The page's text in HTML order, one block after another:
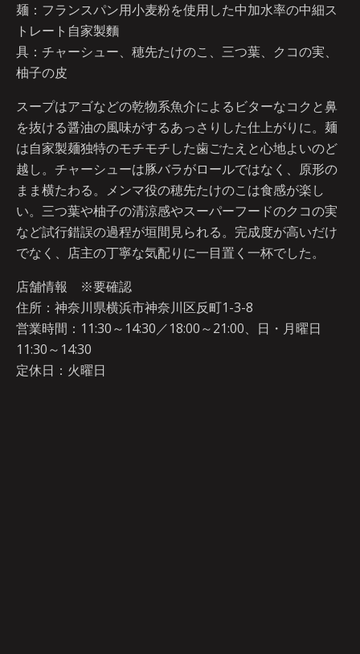
麺：フランスパン用小麦粉を使用した中加水率の中細ス
トレート自家製麵
具：チャーシュー、穂先たけのこ、三つ葉、クコの実、
柚子の皮
スープはアゴなどの乾物系魚介によるビターなコクと鼻
を抜ける醤油の風味がするあっさりした仕上がりに。麺
は自家製麺独特のモチモチした歯ごたえと心地よいのど
越し。チャーシューは豚バラがロールではなく、原形の
まま横たわる。メンマ役の穂先たけのこは食感が楽し
い。三つ葉や柚子の清涼感やスーパーフードのクコの実
など試行錯誤の過程が垣間見られる。完成度が高いだけ
でなく、店主の丁寧な気配りに一目置く一杯でした。
店舗情報 ※要確認
住所：神奈川県横浜市神奈川区反町1-3-8
営業時間：11:30～14:30／18:00～21:00、日・月曜日
11:30～14:30
定休日：火曜日